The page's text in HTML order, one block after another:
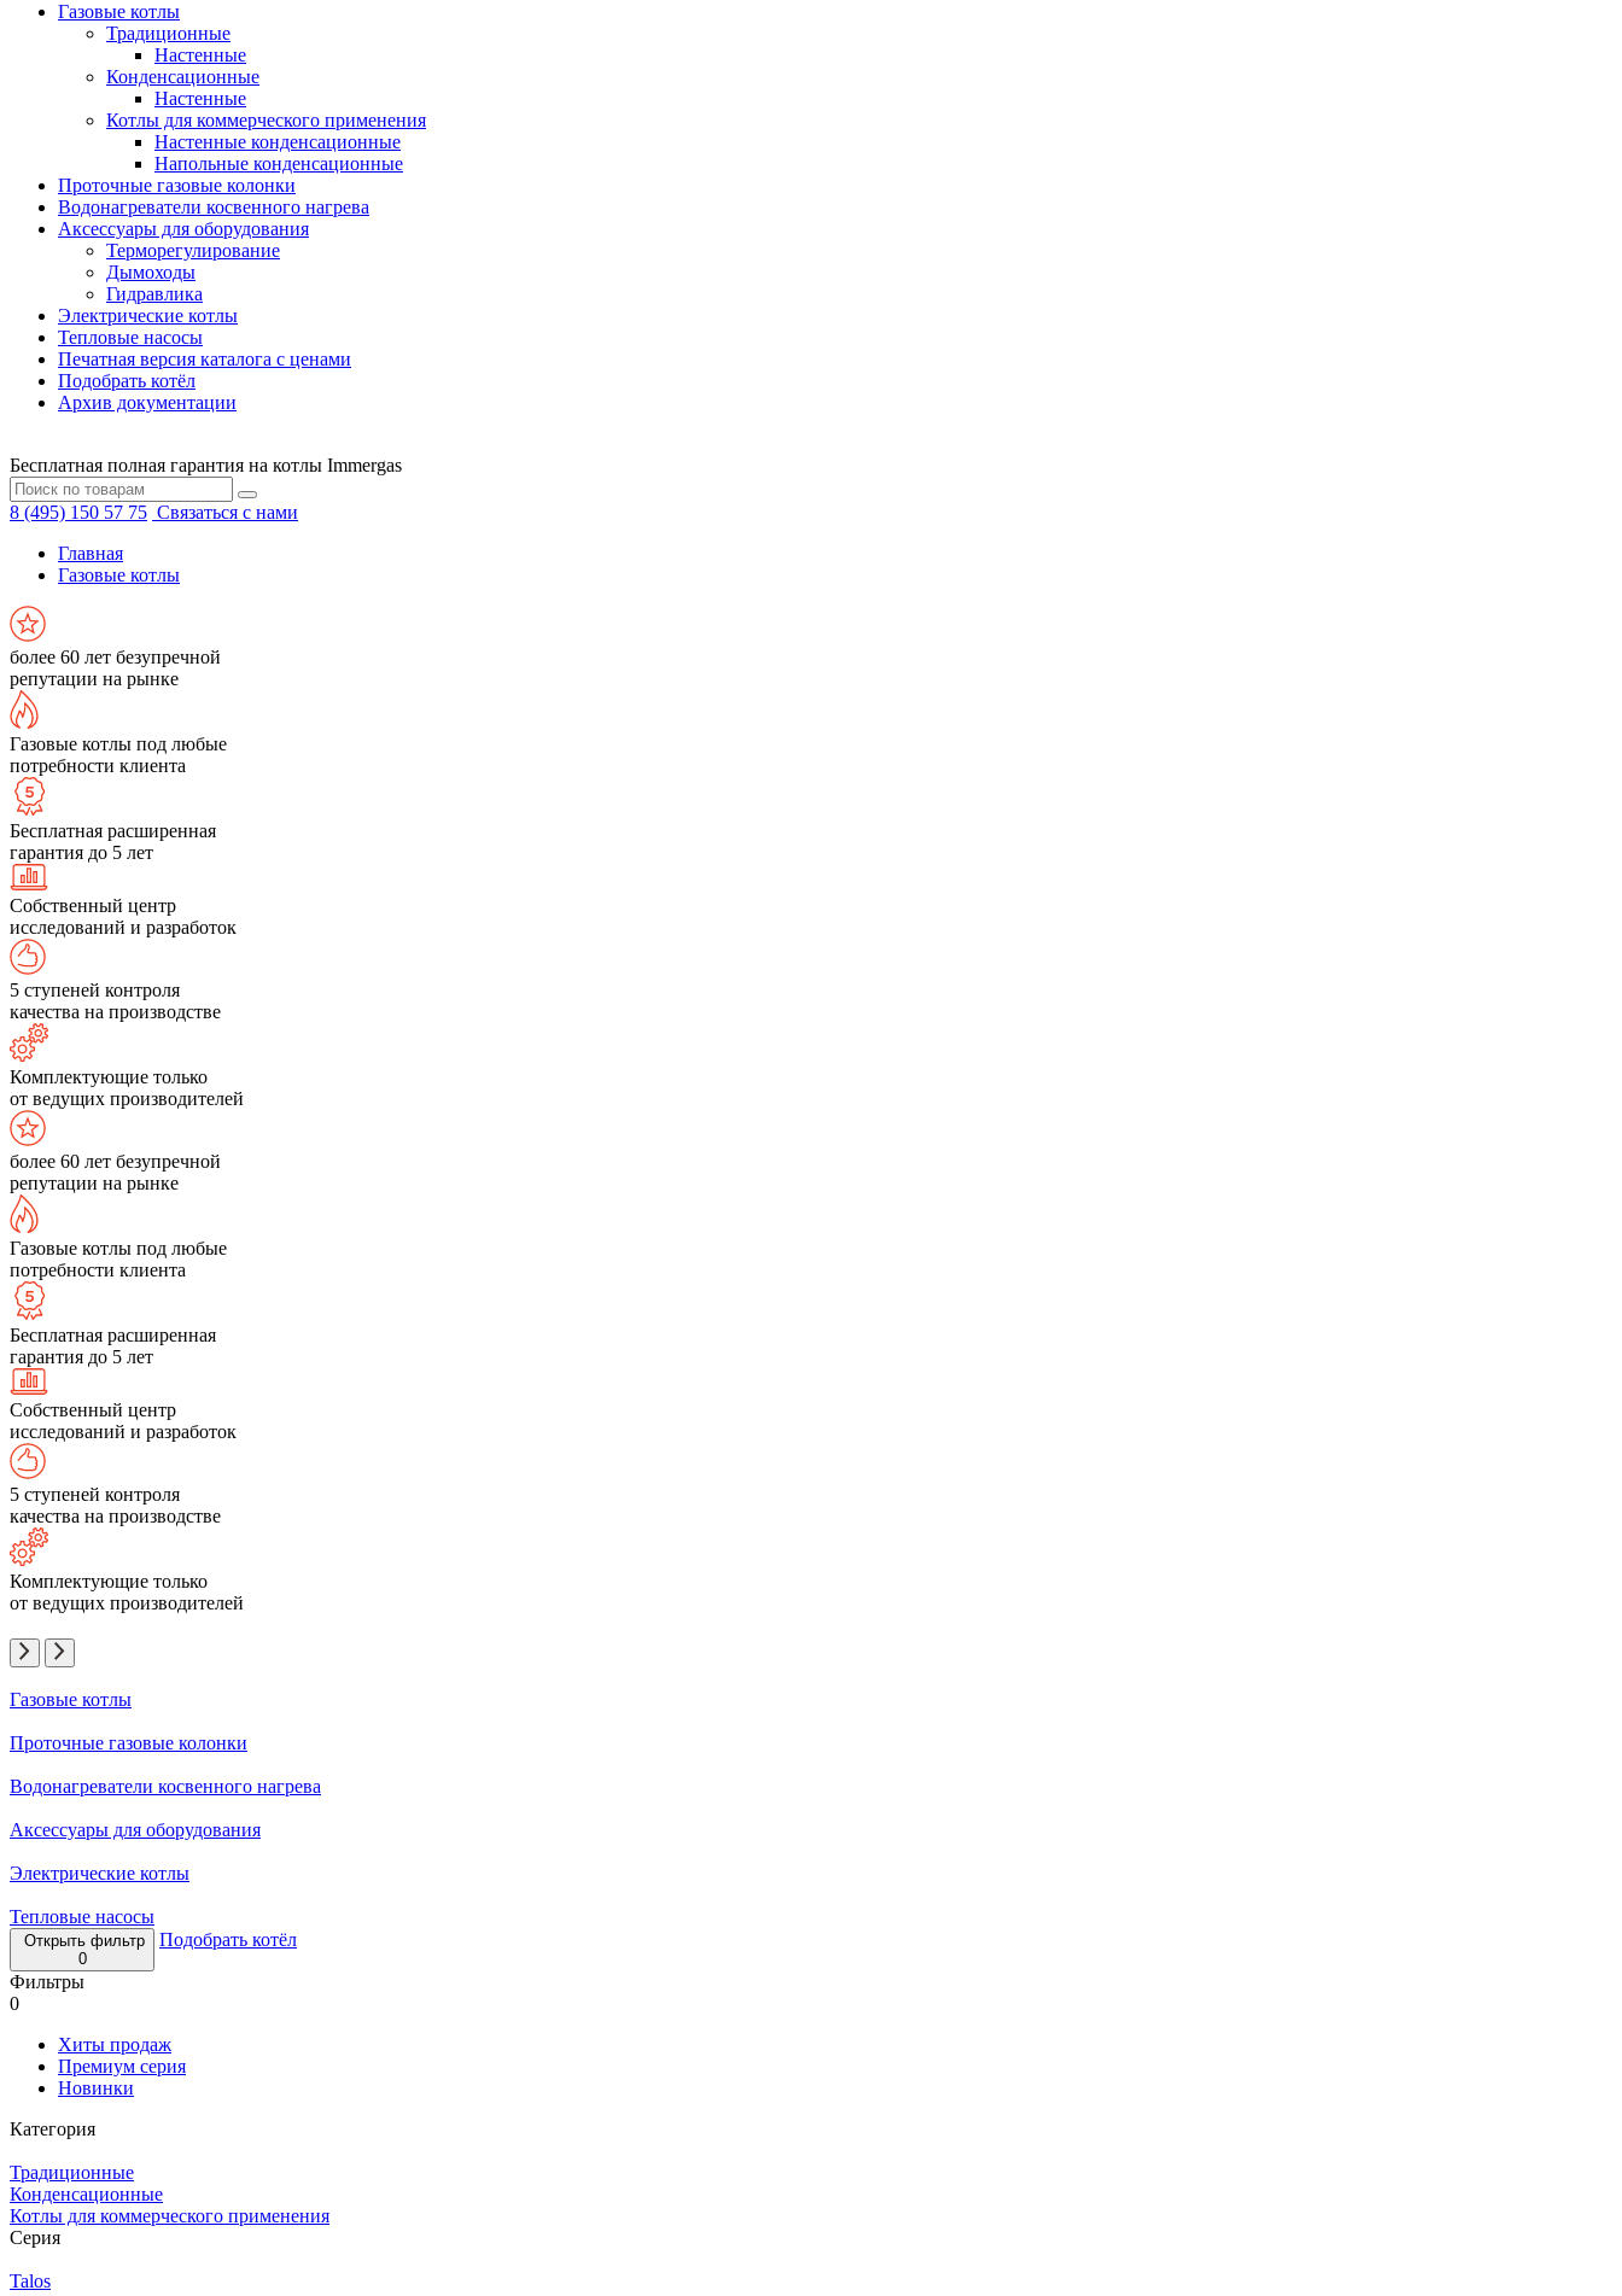
Газовые котлы
Традиционные
Настенные
Конденсационные
Настенные
Котлы для коммерческого применения
Настенные конденсационные
Напольные конденсационные
Проточные газовые колонки
Водонагреватели косвенного нагрева
Аксессуары для оборудования
Терморегулирование
Дымоходы
Гидравлика
Электрические котлы
Тепловые насосы
Печатная версия каталога с ценами
Подобрать котёл
Архив документации
Бесплатная полная гарантия на котлы Immergas
8 (495) 150 57 75 Связаться с нами
Главная
Газовые котлы
более 60 лет безупречной
репутации на рынке
Газовые котлы под любые
потребности клиента
Бесплатная расширенная
гарантия до 5 лет
Собственный центр
исследований и разработок
5 ступеней контроля
качества на производстве
Комплектующие только
от ведущих производителей
более 60 лет безупречной
репутации на рынке
Газовые котлы под любые
потребности клиента
Бесплатная расширенная
гарантия до 5 лет
Собственный центр
исследований и разработок
5 ступеней контроля
качества на производстве
Комплектующие только
от ведущих производителей
Газовые котлы
Проточные газовые колонки
Водонагреватели косвенного нагрева
Аксессуары для оборудования
Электрические котлы
Тепловые насосы
Открыть фильтр
0
Подобрать котёл
Фильтры
0
Хиты продаж
Премиум серия
Новинки
Категория
Традиционные
Конденсационные
Котлы для коммерческого применения
Серия
Talos